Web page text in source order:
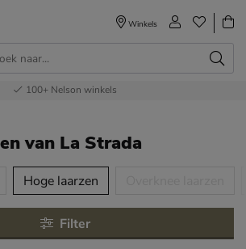
Winkels
23.00u besteld,volgende dag in huis
Gratisverzending en retour
Bestel nu,betaal later
100+ Nelson winkels
van La Strada
Hoge laarzen
Filter